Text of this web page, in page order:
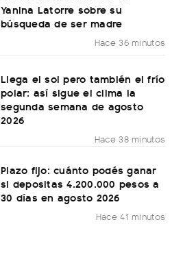
Yanina Latorre sobre su
búsqueda de ser madre
Hace 36 minutos
Llega el sol pero también el frío
polar: así sigue el clima la
segunda semana de agosto
2026
Hace 38 minutos
Plazo fijo: cuánto podés ganar
si depositas 4.200.000 pesos a
30 días en agosto 2026
Hace 41 minutos